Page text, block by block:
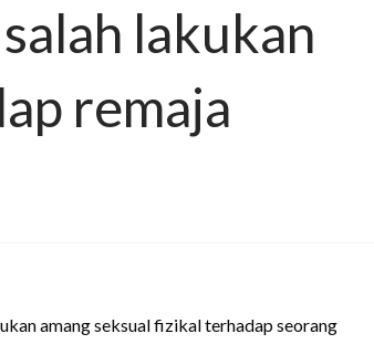
lakukan
remaja
amang seksual fizikal terhadap seorang